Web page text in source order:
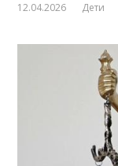
12.04.2026 Дети